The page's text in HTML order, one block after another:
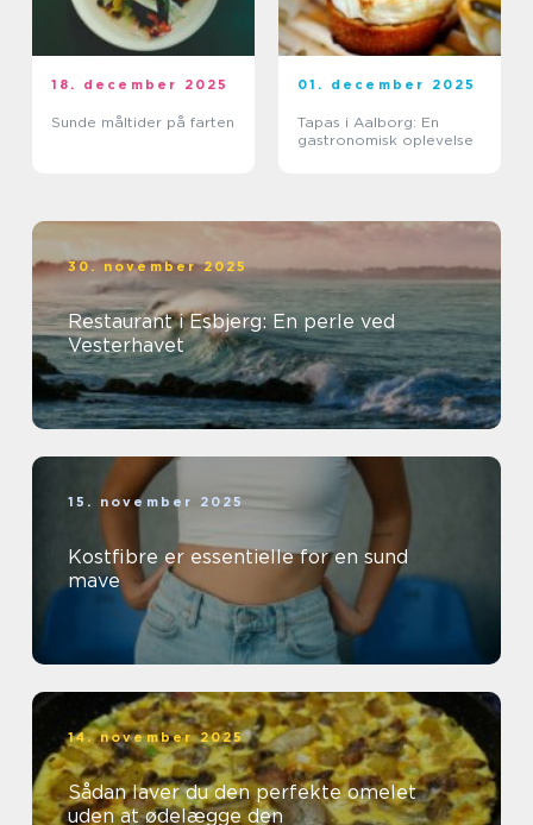
18. december 2025
Sunde måltider på farten
01. december 2025
Tapas i Aalborg: En
gastronomisk oplevelse
30. november 2025
Restaurant i Esbjerg: En perle ved
Vesterhavet
15. november 2025
Kostfibre er essentielle for en sund
mave
14. november 2025
Sådan laver du den perfekte omelet
uden at ødelægge den